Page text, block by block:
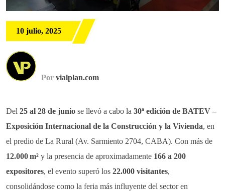
10 julio, 2025
Por vialplan.com
Del 25 al 28 de junio se llevó a cabo la 30ª edición de BATEV –
Exposición Internacional de la Construcción y la Vivienda, en
el predio de La Rural (Av. Sarmiento 2704, CABA). Con más de
12.000 m² y la presencia de aproximadamente 166 a 200
expositores, el evento superó los 22.000 visitantes,
consolidándose como la feria más influyente del sector en